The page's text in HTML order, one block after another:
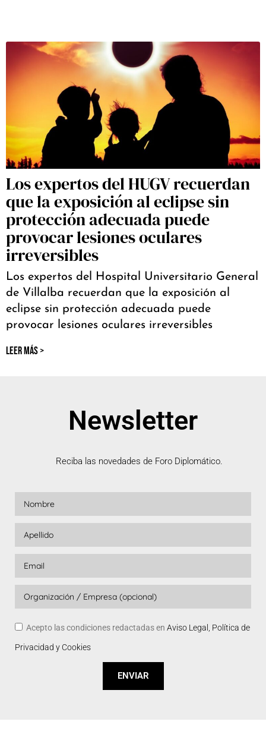
Los expertos del HUGV recuerdan
que la exposición al eclipse sin
protección adecuada puede
provocar lesiones oculares
irreversibles
Los expertos del Hospital Universitario General
de Villalba recuerdan que la exposición al
eclipse sin protección adecuada puede
provocar lesiones oculares irreversibles
LEER MÁS >
Newsletter
Reciba las novedades de Foro Diplomático.
Acepto las condiciones redactadas en Aviso Legal, Política de
Privacidad y Cookies
ENVIAR